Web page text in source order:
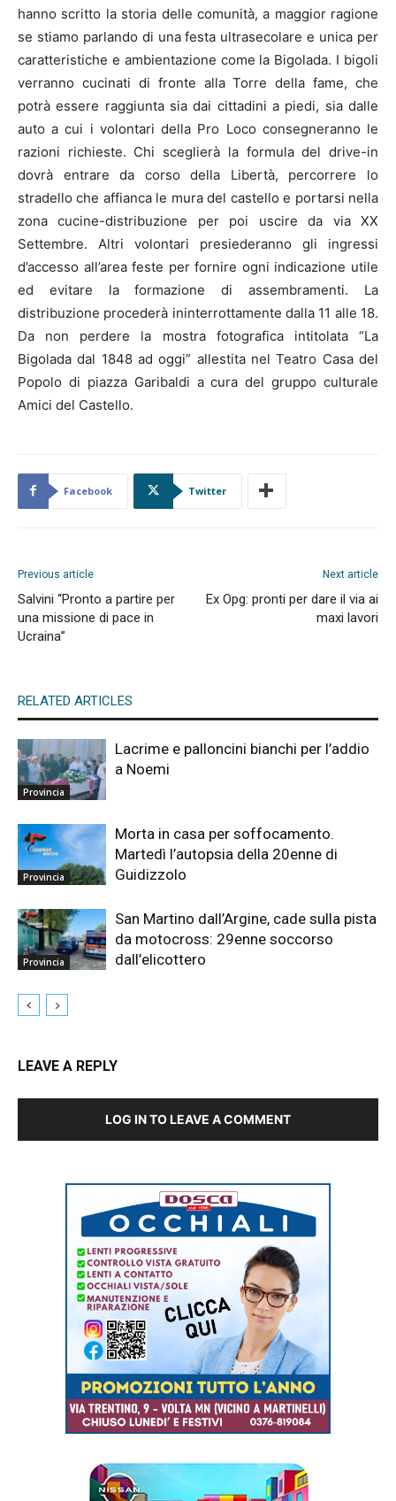
hanno scritto la storia delle comunità, a maggior ragione
se stiamo parlando di una festa ultrasecolare e unica per
caratteristiche e ambientazione come la Bigolada. I bigoli
verranno cucinati di fronte alla Torre della fame, che
potrà essere raggiunta sia dai cittadini a piedi, sia dalle
auto a cui i volontari della Pro Loco consegneranno le
razioni richieste. Chi sceglierà la formula del drive-in
dovrà entrare da corso della Libertà, percorrere lo
stradello che affianca le mura del castello e portarsi nella
zona cucine-distribuzione per poi uscire da via XX
Settembre. Altri volontari presiederanno gli ingressi
d’accesso all’area feste per fornire ogni indicazione utile
ed evitare la formazione di assembramenti. La
distribuzione procederà ininterrottamente dalla 11 alle 18.
Da non perdere la mostra fotografica intitolata “La
Bigolada dal 1848 ad oggi” allestita nel Teatro Casa del
Popolo di piazza Garibaldi a cura del gruppo culturale
Amici del Castello.
Facebook Twitter
Previous article
Salvini “Pronto a partire per
una missione di pace in
Ucraina”
Next article
Ex Opg: pronti per dare il via ai
maxi lavori
RELATED ARTICLES
Provincia
Lacrime e palloncini bianchi per l’addio
a Noemi
Provincia
Morta in casa per soffocamento.
Martedì l’autopsia della 20enne di
Guidizzolo
Provincia
San Martino dall’Argine, cade sulla pista
da motocross: 29enne soccorso
dall’elicottero
LEAVE A REPLY
LOG IN TO LEAVE A COMMENT